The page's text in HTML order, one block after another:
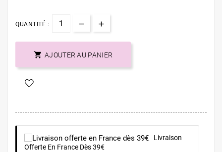
QUANTITÉ :
 AJOUTER AU PANIER
Livraison
Offerte En France Dès 39€